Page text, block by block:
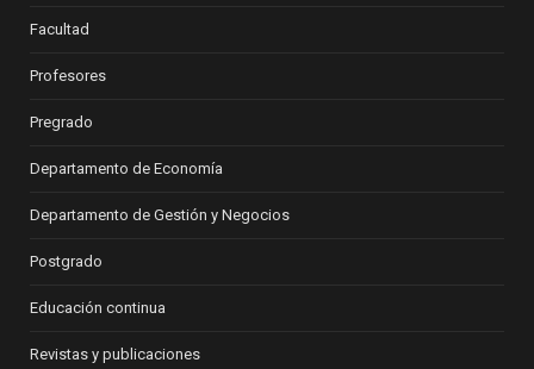
Facultad
Profesores
Pregrado
Departamento de Economía
Departamento de Gestión y Negocios
Postgrado
Educación continua
Revistas y publicaciones